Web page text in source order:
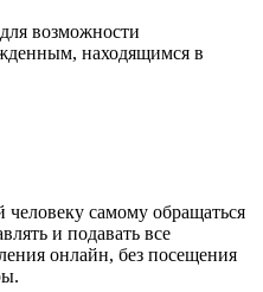
возможности
находящимся в
самому обращаться
и подавать все
онлайн, без посещения